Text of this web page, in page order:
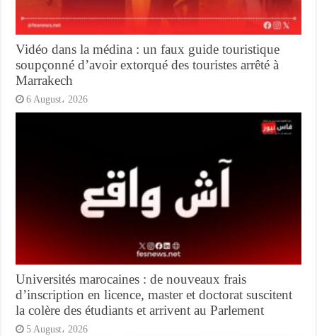
Vidéo dans la médina : un faux guide touristique
soupçonné d’avoir extorqué des touristes arrêté à
Marrakech
6 August، 2026
Universités marocaines : de nouveaux frais
d’inscription en licence, master et doctorat suscitent
la colère des étudiants et arrivent au Parlement
5 August، 2026